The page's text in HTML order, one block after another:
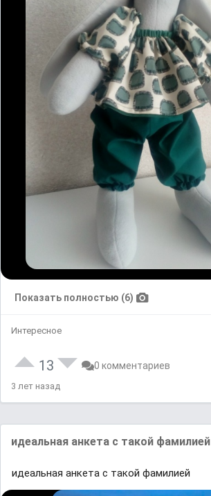
Показать полностью (6)
Интересное
13 0 комментариев
3 лет назад
идеальная анкета с такой фамилией
идеальная анкета с такой фамилией